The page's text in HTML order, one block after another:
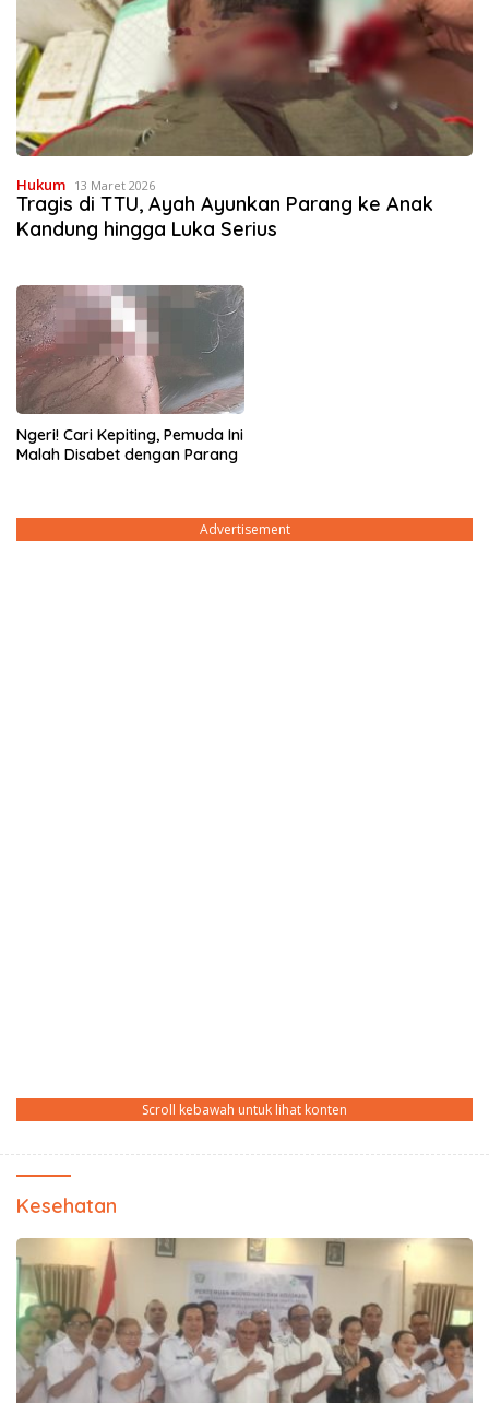
Hukum 13 Maret 2026
Tragis di TTU, Ayah Ayunkan Parang ke Anak
Kandung hingga Luka Serius
Ngeri! Cari Kepiting, Pemuda Ini
Malah Disabet dengan Parang
Advertisement
Scroll kebawah untuk lihat konten
Kesehatan